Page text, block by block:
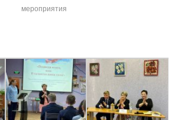
мероприятия